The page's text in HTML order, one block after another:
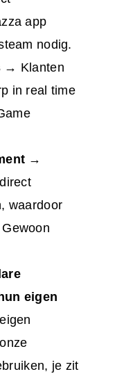
app
nodig.
→ Klanten
in real time
→
waardoor
eigen
je zit